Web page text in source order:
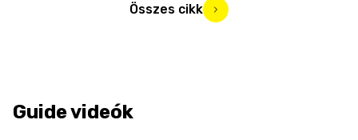
Összes cikk
Guide videók